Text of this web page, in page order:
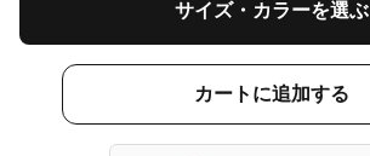
サイズ・カラーを選ぶ
カートに追加する